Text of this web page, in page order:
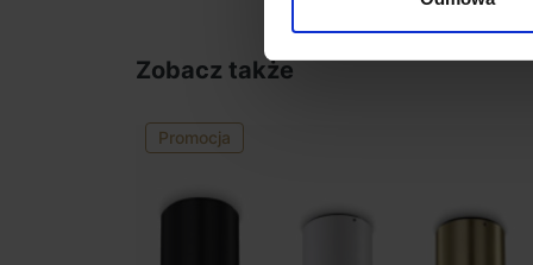
Zobacz także
Promocja